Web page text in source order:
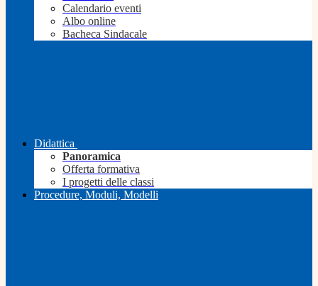
Calendario eventi
Albo online
Bacheca Sindacale
Didattica
Panoramica
Offerta formativa
I progetti delle classi
Procedure, Moduli, Modelli